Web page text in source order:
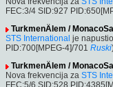
FEC:3/4 SID:927
TurkmenÄlem /
STS International je
PID:700[MPEG-4]/701 Ruski
TurkmenÄlem /
Nova frekvencija za STS